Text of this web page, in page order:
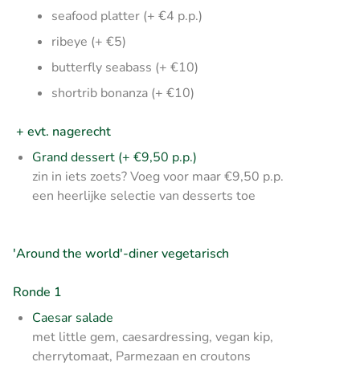
seafood platter (+ €4 p.p.)
ribeye (+ €5)
butterfly seabass (+ €10)
shortrib bonanza (+ €10)
+ evt. nagerecht
Grand dessert (+ €9,50 p.p.)
zin in iets zoets? Voeg voor maar €9,50 p.p.
een heerlijke selectie van desserts toe
'Around the world'-diner vegetarisch
Ronde 1
Caesar salade
met little gem, caesardressing, vegan kip,
cherrytomaat, Parmezaan en croutons